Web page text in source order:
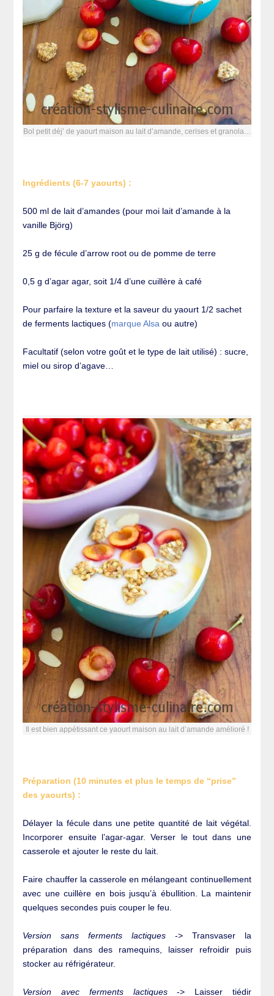
Bol petit déj’ de yaourt maison au lait d’amande, cerises et granola…
Ingrédients (6-7 yaourts) :
500 ml de lait d’amandes (pour moi lait d’amande à la
vanille Björg)
25 g de fécule d’arrow root ou de pomme de terre
0,5 g d’agar agar, soit 1/4 d’une cuillère à café
Pour parfaire la texture et la saveur du yaourt 1/2 sachet
de ferments lactiques (marque Alsa ou autre)
Facultatif (selon votre goût et le type de lait utilisé) : sucre,
miel ou sirop d’agave…
Il est bien appétissant ce yaourt maison au lait d’amande amélioré !
Préparation (10 minutes et plus le temps de “prise”
des yaourts) :
Délayer la fécule dans une petite quantité de lait végétal.
Incorporer ensuite l’agar-agar. Verser le tout dans une
casserole et ajouter le reste du lait.
Faire chauffer la casserole en mélangeant continuellement
avec une cuillère en bois jusqu’à ébullition. La maintenir
quelques secondes puis couper le feu.
Version sans ferments lactiques -> Transvaser la
préparation dans des ramequins, laisser refroidir puis
stocker au réfrigérateur.
Version avec ferments lactiques-> Laisser tiédir